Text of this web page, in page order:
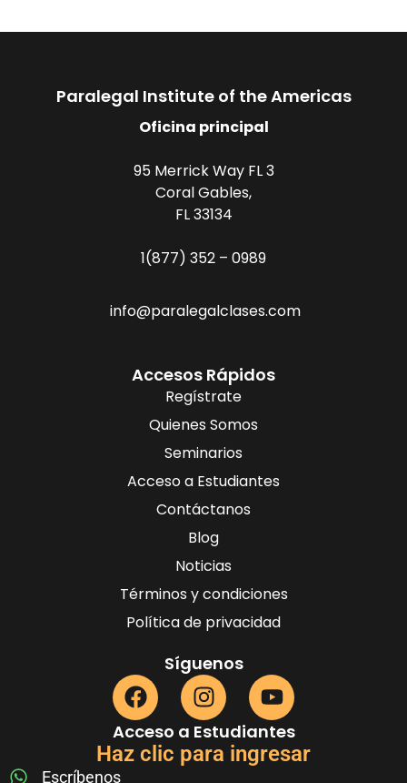
Paralegal Institute of the Americas
Oficina principal
95 Merrick Way FL 3
Coral Gables,
FL 33134
1(877) 352 – 0989
info@paralegalclases.com
Accesos Rápidos
Regístrate
Quienes Somos
Seminarios
Acceso a Estudiantes
Contáctanos
Blog
Noticias
Términos y condiciones
Política de privacidad
Síguenos
Acceso a Estudiantes
Haz clic para ingresar
Escríbenos